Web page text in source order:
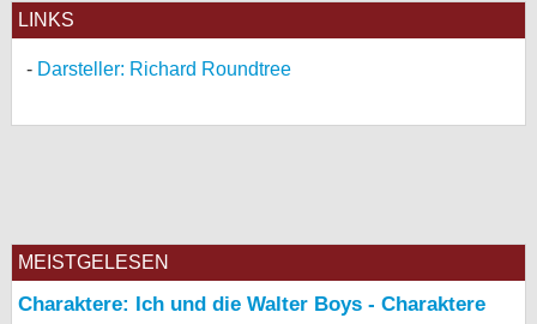
LINKS
Darsteller: Richard Roundtree
MEISTGELESEN
Charaktere: Ich und die Walter Boys - Charaktere